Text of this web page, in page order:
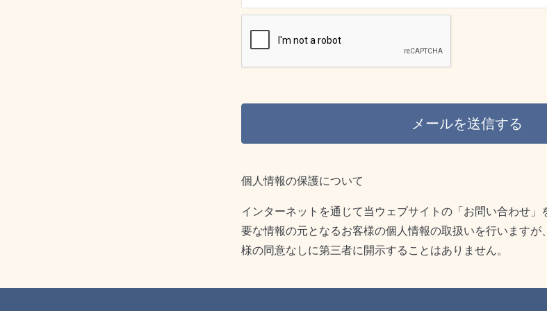
個人情報の保護について
インターネットを通じて当ウェブサイトの「お問い合わせ」
要な情報の元となるお客様の個人情報の取扱いを行いますが
様の同意なしに第三者に開示することはありません。